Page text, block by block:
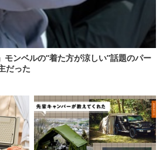
モンベルの“着た方が涼しい”話題のパー
だった